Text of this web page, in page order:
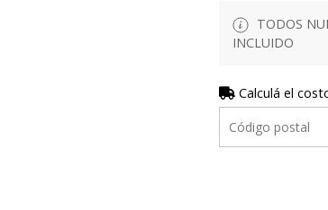
TODOS
INCLUIDO
Calculá el